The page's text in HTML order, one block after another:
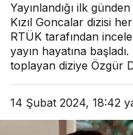
Yayınlandığı ilk
Kızıl Goncalar dizisi
RTÜK tarafından
yayın hayatına
toplayan diziye Özgür
14 Şubat 2024, 18:42